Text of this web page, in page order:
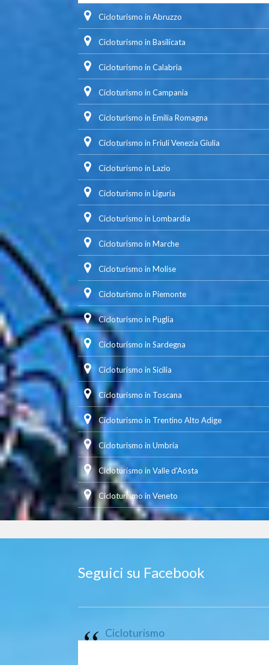
Cicloturismo in Abruzzo
Cicloturismo in Basilicata
Cicloturismo in Calabria
Cicloturismo in Campania
Cicloturismo in Emilia Romagna
Cicloturismo in Friuli Venezia Giulia
Cicloturismo in Lazio
Cicloturismo in Liguria
Cicloturismo in Lombardia
Cicloturismo in Marche
Cicloturismo in Molise
Cicloturismo in Piemonte
Cicloturismo in Puglia
Cicloturismo in Sardegna
Cicloturismo in Sicilia
Cicloturismo in Toscana
Cicloturismo in Trentino Alto Adige
Cicloturismo in Umbria
Cicloturismo in Valle d'Aosta
Cicloturismo in Veneto
Seguici su Facebook
Cicloturismo